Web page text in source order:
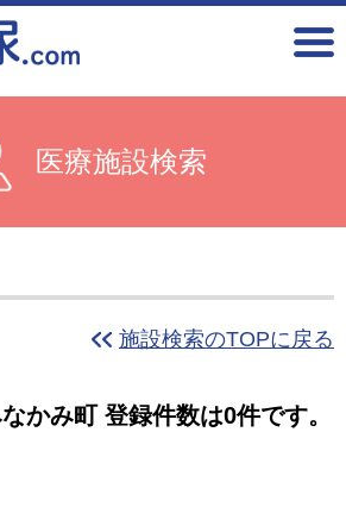
医療施設検索
施設検索のTOPに戻る
かみ町 登録件数は0件です。